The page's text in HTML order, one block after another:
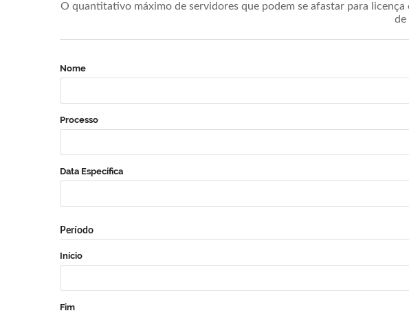
O quantitativo máximo de servidores que podem se afastar para
de
Nome
Processo
Data Específica
Período
Início
Fim